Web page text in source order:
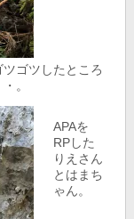
ゴツしたところ
。
APAを
RPした
りえさん
とはまち
ゃん。